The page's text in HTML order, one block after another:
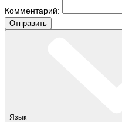
Комментарий:
Отправить
Язык